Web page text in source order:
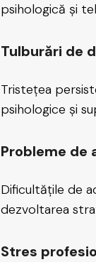
psihologică și
Tulburări de
Tristețea
psihologice și
Probleme de
Dificultățile de
dezvoltarea
Stres